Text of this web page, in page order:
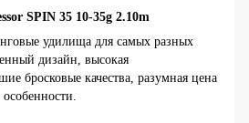
SPIN 35 10-35g 2.10m
удилища для самых разных
дизайн, высокая
бросковые качества, разумная цена